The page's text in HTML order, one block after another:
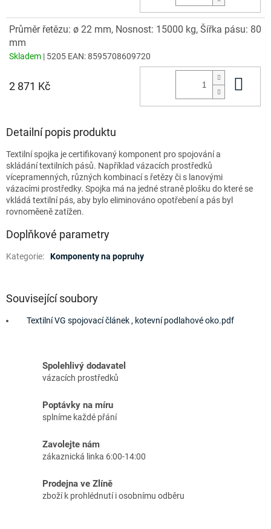
Průměr řetězu: ø 22 mm, Nosnost: 15000 kg, Šířka pásu: 80
mm
Skladem | 5205 EAN:8595708609720
2 871 Kč
Detailní popis produktu
Textilní spojka je certifikovaný komponent pro spojování a
skládání textilních pásů. Například vázacích prostředků
vícepramenných, různých kombinací s řetězy či s lanovými
vázacími prostředky. Spojka má na jedné straně plošku do které se
vkládá textilní pás, aby bylo eliminováno opotřebení a pás byl
rovnoměeně zatížen.
Doplňkové parametry
Kategorie: Komponenty na popruhy
Související soubory
Textilní VG spojovací článek , kotevní podlahové oko.pdf
Spolehlivý dodavatel
vázacích prostředků
Poptávky na míru
splníme každé přání
Zavolejte nám
zákaznická linka 6:00-14:00
Prodejna ve Zlíně
zboží k prohlédnutí i osobnímu odběru